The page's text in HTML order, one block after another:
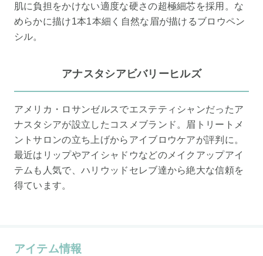
肌に負担をかけない適度な硬さの超極細芯を採用。な
めらかに描け1本1本細く自然な眉が描けるブロウペン
シル。
アナスタシアビバリーヒルズ
アメリカ・ロサンゼルスでエステティシャンだったア
ナスタシアが設立したコスメブランド。眉トリートメ
ントサロンの立ち上げからアイブロウケアが評判に。
最近はリップやアイシャドウなどのメイクアップアイ
テムも人気で、ハリウッドセレブ達から絶大な信頼を
得ています。
アイテム情報